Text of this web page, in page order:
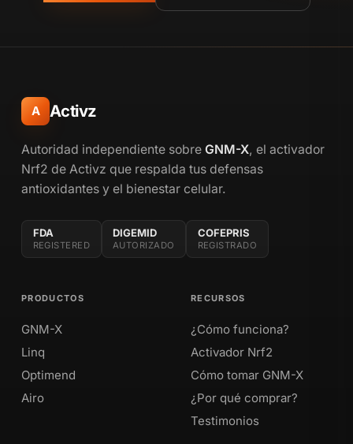
A Activz
Autoridad independiente sobre GNM-X, el activador
Nrf2 de Activz que respalda tus defensas
antioxidantes y el bienestar celular.
FDA
REGISTERED
DIGEMID
AUTORIZADO
COFEPRIS
REGISTRADO
PRODUCTOS
GNM-X
Linq
Optimend
Airo
RECURSOS
¿Cómo funciona?
Activador Nrf2
Cómo tomar GNM-X
¿Por qué comprar?
Testimonios